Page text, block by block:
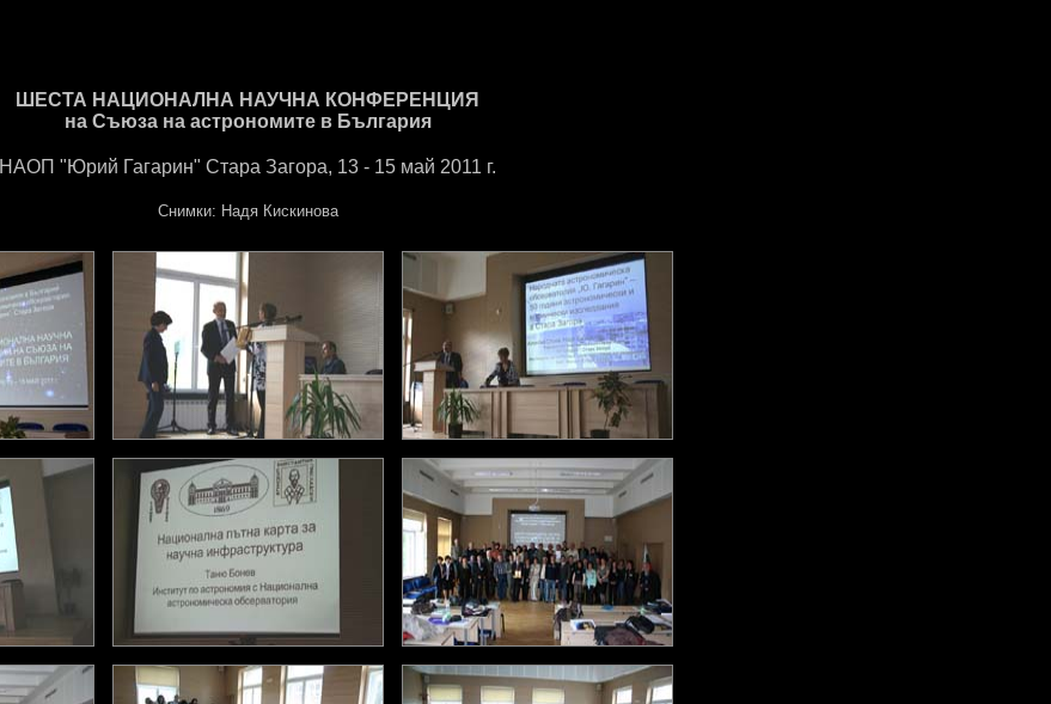
ШЕСТА НАЦИОНАЛНА НАУЧНА КОНФЕРЕНЦИЯ
на Съюза на астрономите в България
НАОП "Юрий Гагарин" Стара Загора, 13 - 15 май 2011 г.
Снимки: Надя Кискинова